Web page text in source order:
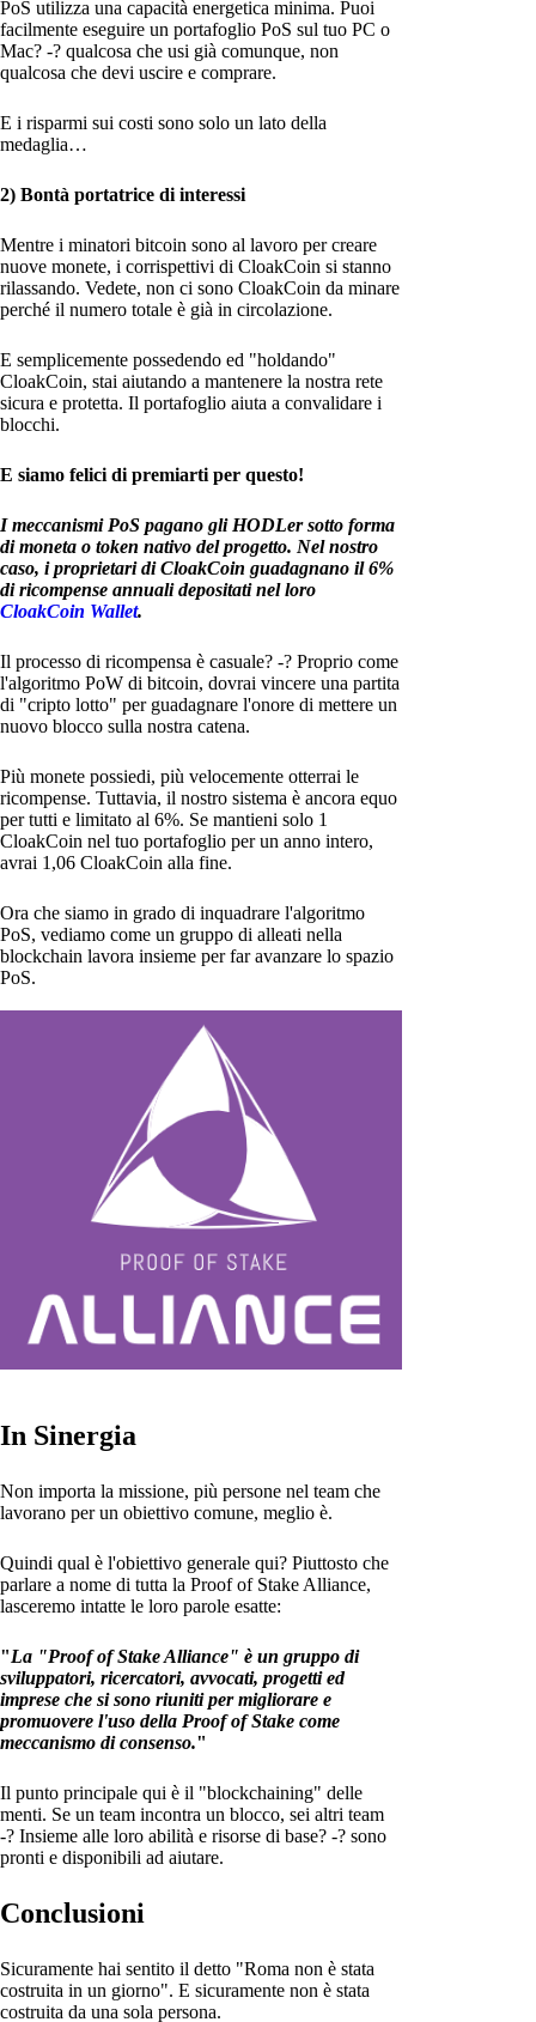
PoS utilizza una capacità energetica minima. Puoi
facilmente eseguire un portafoglio PoS sul tuo PC o
Mac? -? qualcosa che usi già comunque, non
qualcosa che devi uscire e comprare.
E i risparmi sui costi sono solo un lato della
medaglia…
2) Bontà portatrice di interessi
Mentre i minatori bitcoin sono al lavoro per creare
nuove monete, i corrispettivi di CloakCoin si stanno
rilassando. Vedete, non ci sono CloakCoin da minare
perché il numero totale è già in circolazione.
E semplicemente possedendo ed "holdando"
CloakCoin, stai aiutando a mantenere la nostra rete
sicura e protetta. Il portafoglio aiuta a convalidare i
blocchi.
E siamo felici di premiarti per questo!
I meccanismi PoS pagano gli HODLer sotto forma
di moneta o token nativo del progetto. Nel nostro
caso, i proprietari di CloakCoin guadagnano il 6%
di ricompense annuali depositati nel loro
CloakCoin Wallet.
Il processo di ricompensa è casuale? -? Proprio come
l'algoritmo PoW di bitcoin, dovrai vincere una partita
di "cripto lotto" per guadagnare l'onore di mettere un
nuovo blocco sulla nostra catena.
Più monete possiedi, più velocemente otterrai le
ricompense. Tuttavia, il nostro sistema è ancora equo
per tutti e limitato al 6%. Se mantieni solo 1
CloakCoin nel tuo portafoglio per un anno intero,
avrai 1,06 CloakCoin alla fine.
Ora che siamo in grado di inquadrare l'algoritmo
PoS, vediamo come un gruppo di alleati nella
blockchain lavora insieme per far avanzare lo spazio
PoS.
In Sinergia
Non importa la missione, più persone nel team che
lavorano per un obiettivo comune, meglio è.
Quindi qual è l'obiettivo generale qui? Piuttosto che
parlare a nome di tutta la Proof of Stake Alliance,
lasceremo intatte le loro parole esatte:
"La "Proof of Stake Alliance" è un gruppo di
sviluppatori, ricercatori, avvocati, progetti ed
imprese che si sono riuniti per migliorare e
promuovere l'uso della Proof of Stake come
meccanismo di consenso."
Il punto principale qui è il "blockchaining" delle
menti. Se un team incontra un blocco, sei altri team
-? Insieme alle loro abilità e risorse di base? -? sono
pronti e disponibili ad aiutare.
Conclusioni
Sicuramente hai sentito il detto "Roma non è stata
costruita in un giorno". E sicuramente non è stata
costruita da una sola persona.